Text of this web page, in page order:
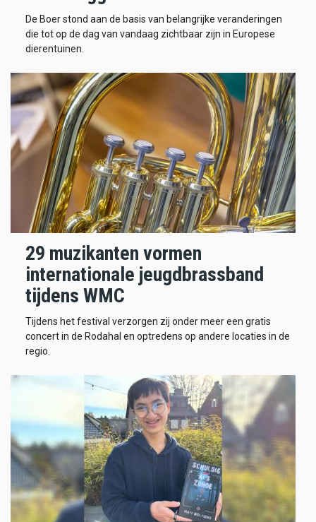
De Boer stond aan de basis van belangrijke veranderingen
die tot op de dag van vandaag zichtbaar zijn in Europese
dierentuinen.
29 muzikanten vormen
internationale jeugdbrassband
tijdens WMC
Tijdens het festival verzorgen zij onder meer een gratis
concert in de Rodahal en optredens op andere locaties in de
regio.